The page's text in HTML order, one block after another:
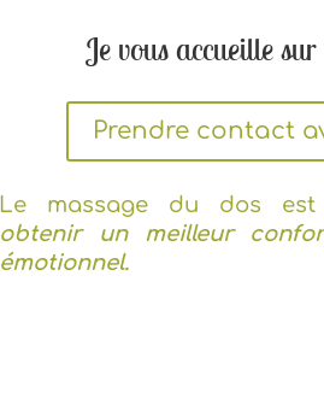
Je vous accueille
Prendre contact
Le massage du dos est
obtenir un meilleur
émotionnel.